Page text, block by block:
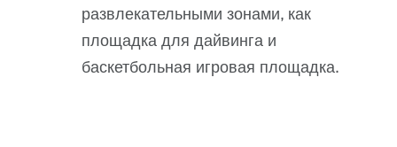
развлекательными зонами, как
площадка для дайвинга и
баскетбольная игровая площадка.